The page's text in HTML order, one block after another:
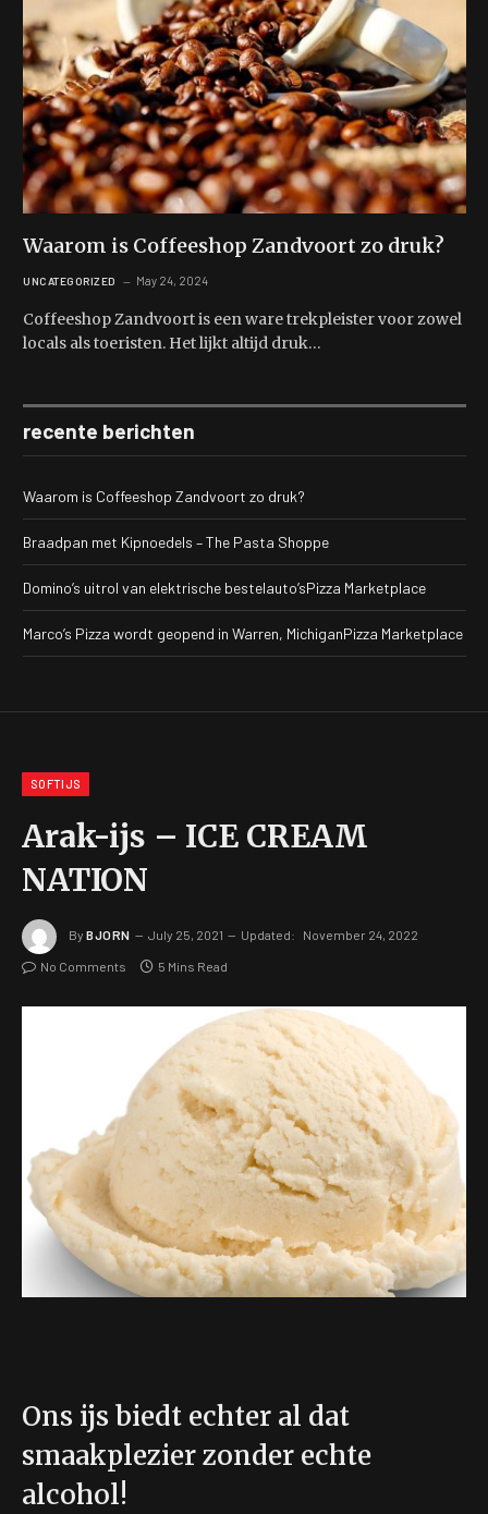
Waarom is Coffeeshop Zandvoort zo druk?
UNCATEGORIZED May 24, 2024
Coffeeshop Zandvoort is een ware trekpleister voor zowel
locals als toeristen. Het lijkt altijd druk…
recente berichten
Waarom is Coffeeshop Zandvoort zo druk?
Braadpan met Kipnoedels – The Pasta Shoppe
Domino’s uitrol van elektrische bestelauto’sPizza Marketplace
Marco’s Pizza wordt geopend in Warren, MichiganPizza Marketplace
SOFTIJS
Arak-ijs – ICE CREAM
NATION
By BJORN July 25, 2021 Updated: November 24, 2022
No Comments 5 Mins Read
Ons ijs biedt echter al dat
smaakplezier zonder echte
alcohol!